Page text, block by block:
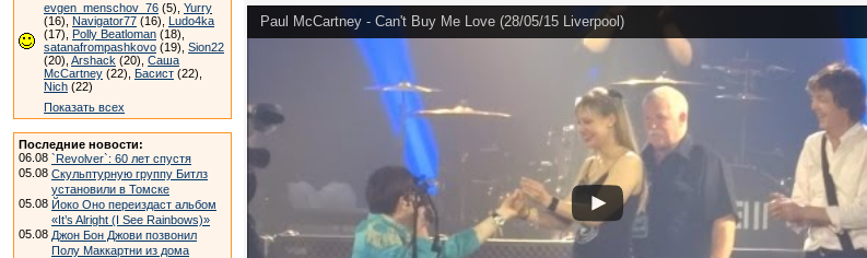
evgen_menschov_76 (5), Yurry
(16), Navigator77 (16), Ludo4ka
(17), Polly Beatloman (18),
satanafrompashkovo (19), Sion22
(20), Arshack (20), Саша
McCartney (22), Басист (22),
Nich (22)
Показать всех
Последние новости:
06.08 `Revolver`: 60 лет спустя
05.08 Скульптурную группу Битлз
установили в Томске
05.08 Йоко Оно переиздаст альбом
«It’s Alright (I See Rainbows)»
05.08 Джон Бон Джови позвонил
Полу Маккартни из дома
Paul McCartney - Can't Buy Me Love (28/05/15 Liverpool)